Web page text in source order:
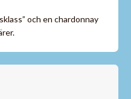
och en chardonnay